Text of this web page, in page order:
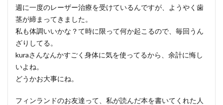
週に一度のレーザー治療を受けているんですが、ようやく歯
茎が締まってきました。
私も体調いいかな？て時に限って何か起こるので、毎回うん
ざりしてる。
kuraさんなんかすごく身体に気を使ってるから、余計に悔し
いよね。
どうかお大事にね。
フィンランドのお友達って、私が読んだ本を書いてくれた人